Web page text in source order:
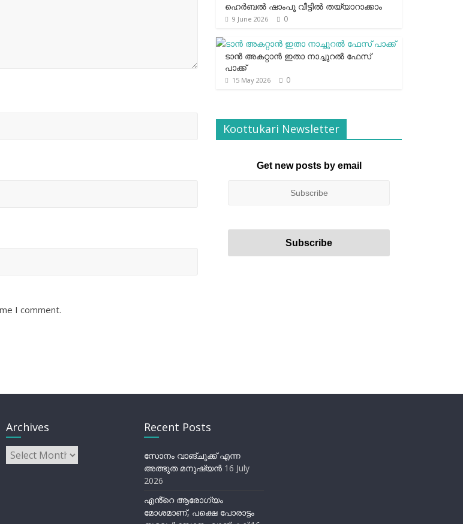
I comment.
ഹെര്‍ബല്‍ ഷാംപൂ വീട്ടില്‍ തയ്യാറാക്കാം
9 June 2026 0
ടാന്‍ അകറ്റാന്‍ ഇതാ നാച്ചുറല്‍ ഫേസ്
പാക്ക്
15 May 2026 0
Koottukari Newsletter
Get new posts by email
Archives
Archives
Recent Posts
സോനം വാങ്ചുക്ക് എന്ന
അത്ഭുത മനുഷ്യന്‍ 16 July
2026
എൻ്റെ ആരോഗ്യം
മോശമാണ്, പക്ഷെ പോരാട്ടം